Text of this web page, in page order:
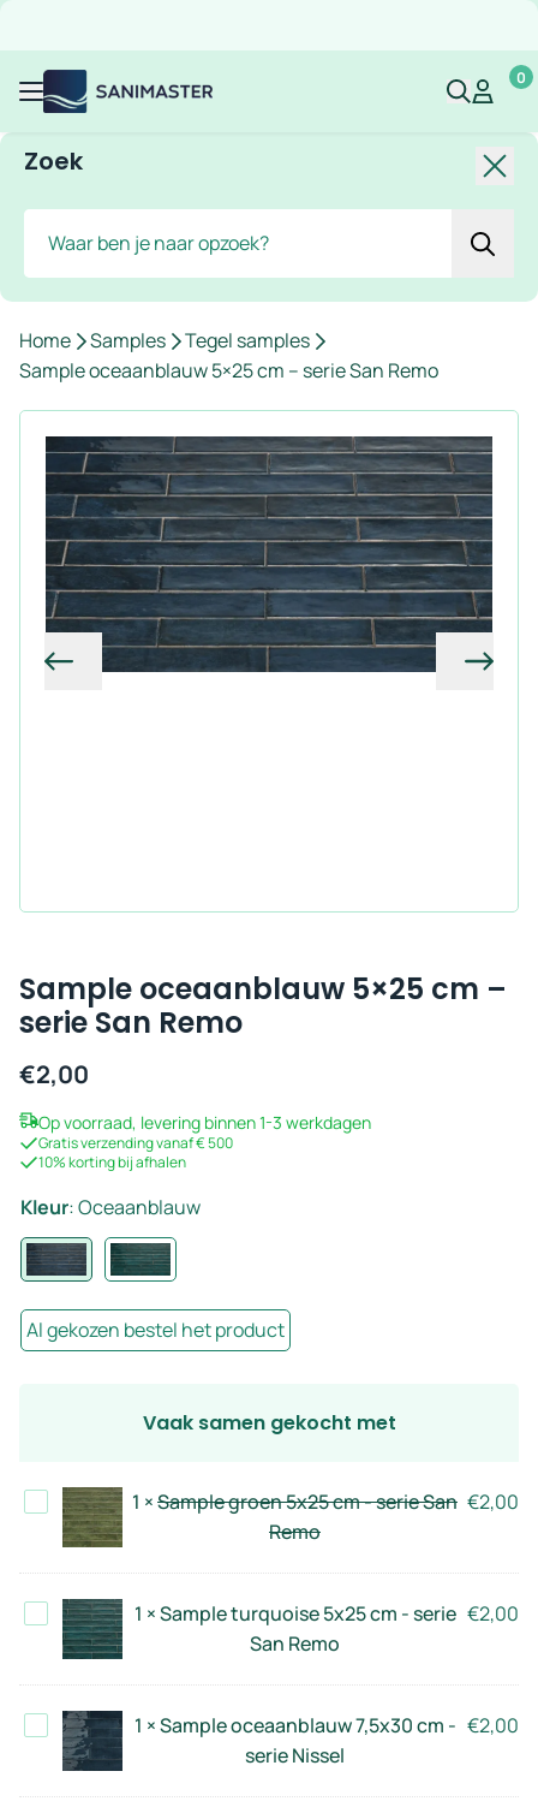
MenuSanimaster MijnMijn
0
Zoek
Home Samples
Tegel samples
Sample oceaanblauw 5×25 cm – serie San Remo
Vorige
Sample oceaanblauw 5×25 cm –
serie San Remo
€2,00
Op voorraad, levering binnen 1-3 werkdagen
Gratis verzending vanaf € 500
10% korting bij afhalen
Kleur:Oceaanblauw
Al gekozen bestel het product
Vaak samen gekocht met
Sample
groen
-
serie
San
Remo
1 ×Sample groen 5x25 cm - serie San
Remo
€2,00
Sample
turquoise
-
serie
San
1 ×Sample turquoise 5x25 cm - serie
San Remo
€2,00
Sample
oceaanblauw
1 ×Sample oceaanblauw 7,5x30 cm -
serie Nissel
€2,00